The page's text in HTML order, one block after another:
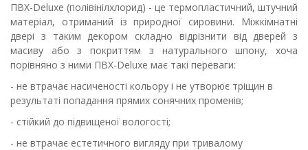
ПВХ-Deluxe (полівінілхлорид) - це термопластичний, штучний
матеріал, отриманий із природної сировини. Міжкімнатні
двері з таким декором складно відрізнити від дверей з
масиву або з покриттям з натурального шпону, хоча
порівняно з ними ПВХ-Deluxe має такі переваги:
- не втрачає насиченості кольору і не утворює тріщин в
результаті попадання прямих сонячних променів;
- стійкий до підвищеної вологості;
- не втрачає естетичного вигляду при тривалому